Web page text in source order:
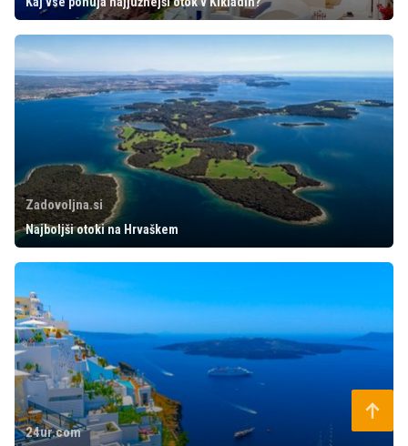
Zadovoljna.si
Najboljši otoki na Hrvaškem
24ur.com